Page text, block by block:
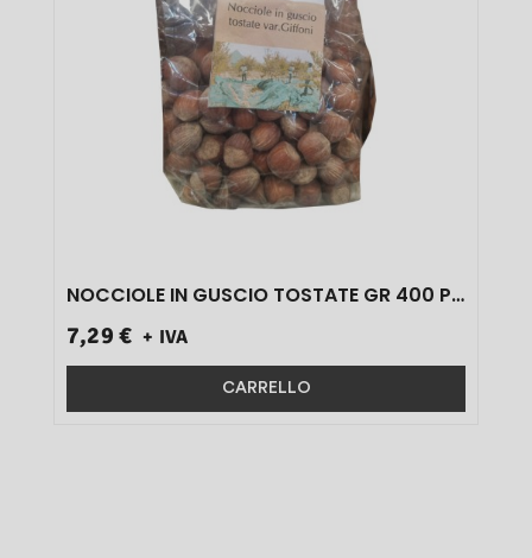
NOCCIOLE IN GUSCIO TOSTATE GR 400 PZ
7,29 € + IVA
CARRELLO